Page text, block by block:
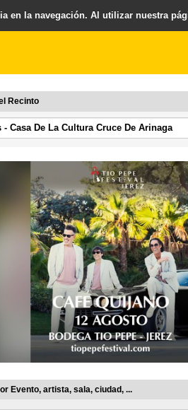
Recinto
Evento, artista, sala, ciudad, ...
en la navegación. Al utilizar nuestra